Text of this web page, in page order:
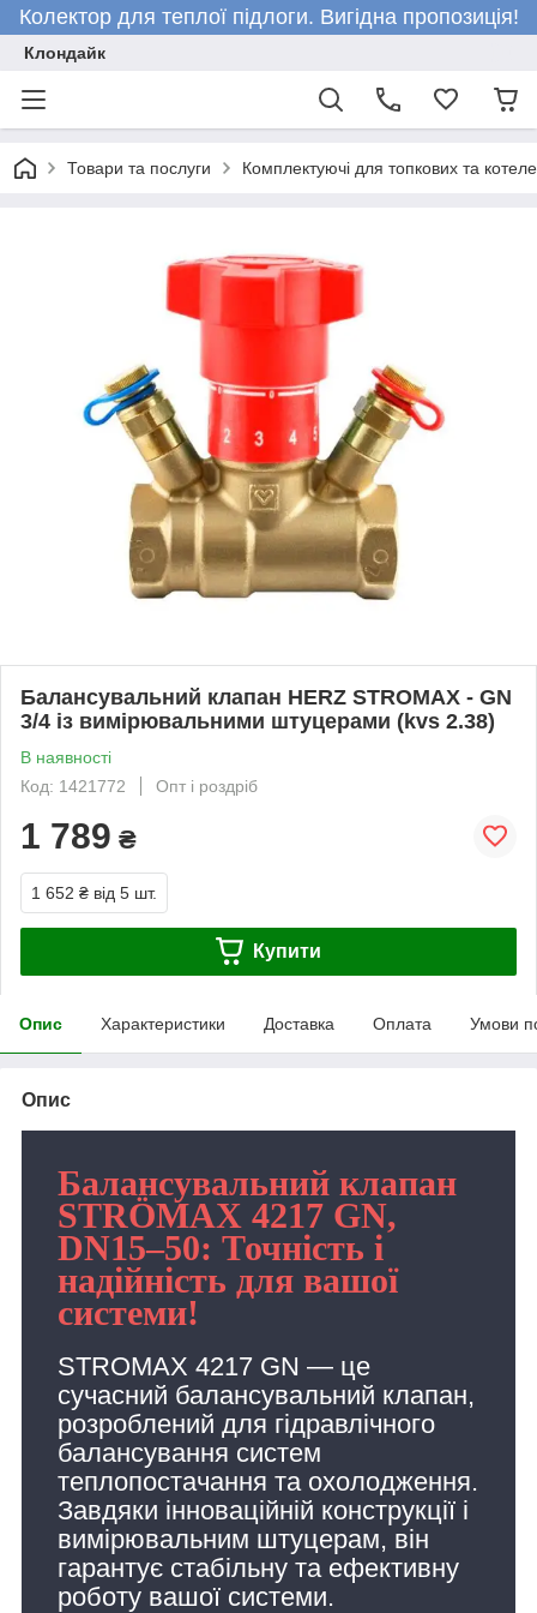
Колектор для теплої підлоги. Вигідна пропозиція!
Клондайк
Товари та послуги Комплектуючі для топкових та
Балансувальний клапан HERZ STROMAX - GN
3/4 із вимірювальними штуцерами (kvs 2.38)
В наявності
Код: 1421772
Опт і роздріб
1 789 ₴
1 652 ₴ від 5 шт.
Купити
Опис Характеристики Доставка Оплата Умови
Опис
Балансувальний клапан
STRÖMAX 4217 GN,
DN15–50: Точність і
надійність для вашої
системи!
STROMAX 4217 GN — це
сучасний балансувальний клапан,
розроблений для гідравлічного
балансування систем
теплопостачання та охолодження.
Завдяки інноваційній конструкції і
вимірювальним штуцерам, він
гарантує стабільну та ефективну
роботу вашої системи.